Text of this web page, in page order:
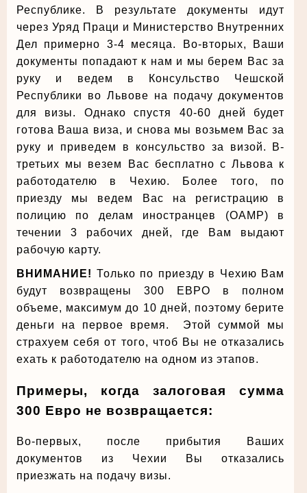
Республике. В результате документы идут
через Уряд Праци и Министерство Внутренних
Дел примерно 3-4 месяца. Во-вторых, Ваши
документы попадают к нам и мы берем Вас за
руку и ведем в Консульство Чешской
Республики во Львове на подачу документов
для визы. Однако спустя 40-60 дней будет
готова Ваша виза, и снова мы возьмем Вас за
руку и приведем в консульство за визой. В-
третьих мы везем Вас бесплатно с Львова к
работодателю в Чехию. Более того, по
приезду мы ведем Вас на регистрацию в
полицию по делам иностранцев (OAMP) в
течении 3 рабочих дней, где Вам выдают
рабочую карту.
ВНИМАНИЕ! Только по приезду в Чехию Вам
будут возвращены 300 ЕВРО в полном
объеме, максимум до 10 дней, поэтому берите
деньги на первое время. Этой суммой мы
страхуем себя от того, чтоб Вы не отказались
ехать к работодателю на одном из этапов.
Примеры, когда залоговая сумма
300 Евро не возвращается:
Во-первых, после прибытия Ваших
документов из Чехии Вы отказались
приезжать на подачу визы.